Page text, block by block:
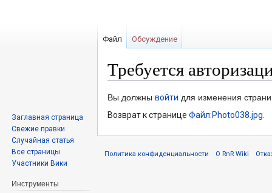
Требуется
Перейти
к
Перейти
к
Вы должны войти для изменения
Возврат к странице Файл:Photo038.jpg.
Файл Обсуждение
Заглавная страница
Свежие правки
Случайная статья
Все страницы
Участники Вики
Инструменты
Политика конфиденциальности О RnR Wiki